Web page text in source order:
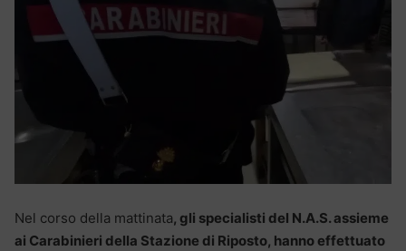
Nel corso della mattinata, gli specialisti del N.A.S. assieme
ai Carabinieri della Stazione di Riposto, hanno effettuato